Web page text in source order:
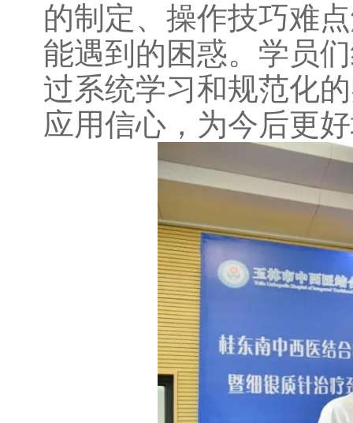
的制定、操作技巧难
能遇到的困惑。学员
过系统学习和规范化
应用信心，为今后更